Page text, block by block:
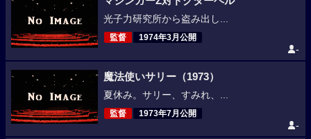
光子力研究所から盗み出し...
監督 1974年3月公開
-
魔法使いサリー（1973）
夏休み。サリー、すみれ、...
監督 1973年7月公開
-